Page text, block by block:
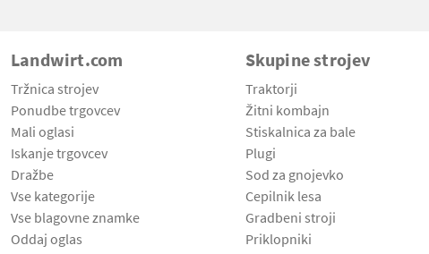
Landwirt.com
Tržnica strojev
Ponudbe trgovcev
Mali oglasi
Iskanje trgovcev
Dražbe
Vse kategorije
Vse blagovne znamke
Oddaj oglas
Skupine strojev
Traktorji
Žitni kombajn
Stiskalnica za bale
Plugi
Sod za gnojevko
Cepilnik lesa
Gradbeni stroji
Priklopniki